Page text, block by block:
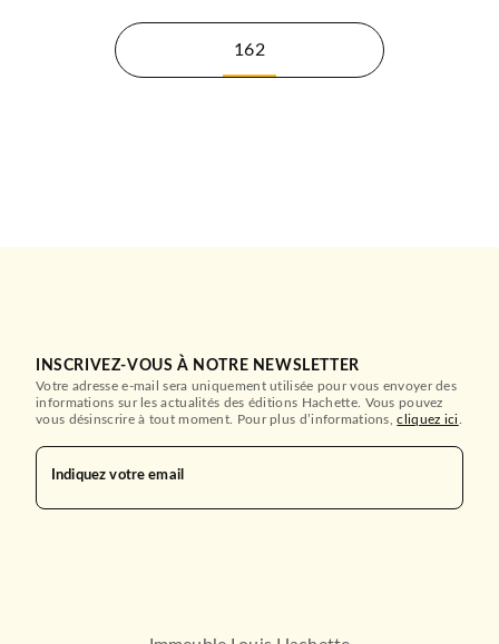
162
INSCRIVEZ-VOUS À NOTRE NEWSLETTER
Votre adresse e-mail sera uniquement utilisée pour vous envoyer des
informations sur les actualités des éditions Hachette. Vous pouvez
vous désinscrire à tout moment. Pour plus d’informations,cliquez ici
Indiquez votre email